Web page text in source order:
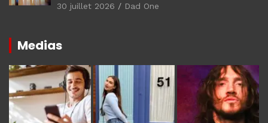
30 juillet 2026 Dad One
Medias